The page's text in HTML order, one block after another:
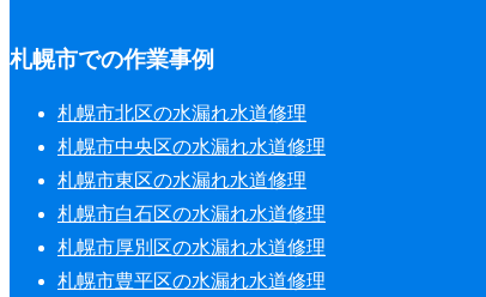
札幌市での作業事例
札幌市北区の水漏れ水道修理
札幌市中央区の水漏れ水道修理
札幌市東区の水漏れ水道修理
札幌市白石区の水漏れ水道修理
札幌市厚別区の水漏れ水道修理
札幌市豊平区の水漏れ水道修理